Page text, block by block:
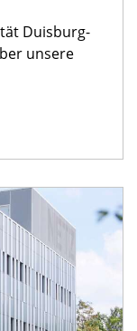
Duisburg-
unsere